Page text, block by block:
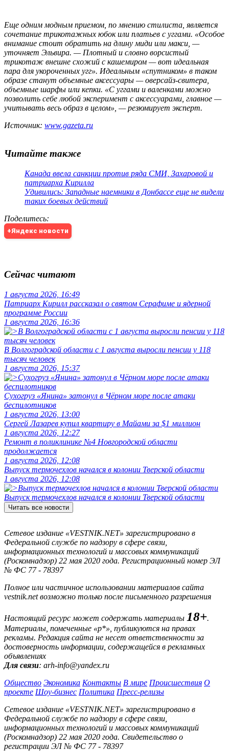
Еще одним модным приемом, по мнению стилиста, является
сочетание трикотажных юбок или платьев с уггами. «Особое
внимание стоит обратить на длину миди или макси, —
уточняет Эльвира. — Плотный и словно ворсистый
трикотаж внешне схожий с кашемиром — вот идеальная
пара для укороченных угг». Идеальным «спутником» в таком
образе станут объемные аксессуары — оверсайз-свитера,
объемные шарфы или кепки. «С уггами и валенками можно
позволить себе любой эксперимент с аксессуарами, главное —
учитывать весь образ в целом», — резюмирует эксперт.
Источник: www.gazeta.ru
Читайте также
Канада ввела санкции против ряда СМИ, Захаровой и
патриарха Кирилла
Удивились: Западные наемники в Донбассе еще не видели
таких боевых действий
Поделитесь:
+Яндекс новости
Сейчас читают
1 августа 2026, 16:49
Патриарх Кирилл рассказал о святом Серафиме и ядерной
программе России
1 августа 2026, 16:36
В Волгоградской области с 1 августа выросли пенсии у 118
тысяч человек
1 августа 2026, 15:37
Сухогруз «Янина» затонул в Чёрном море после атаки
беспилотников
1 августа 2026, 13:00
Сергей Лазарев купил квартиру в Майами за $1 миллион
1 августа 2026, 12:27
Ремонт в поликлинике №4 Новгородской области
продолжается
1 августа 2026, 12:08
Выпуск термочехлов начался в колонии Тверской области
1 августа 2026, 12:08
Выпуск термочехлов начался в колонии Тверской области
Читать все новости
Сетевое издание «VESTNIK.NET» зарегистрировано в
Федеральной службе по надзору в сфере связи,
информационных технологий и массовых коммуникаций
(Роскомнадзор) 22 мая 2020 года. Регистрационный номер ЭЛ
№ ФС 77 - 78397
Полное или частичное использовании материалов сайта
vestnik.net возможно только после письменного разрешения
Настоящий ресурс может содержать материалы 18+.
Материалы, помеченные «р*», публикуются на правах
рекламы. Редакция сайта не несет ответственности за
достоверность информации, содержащейся в рекламных
объявлениях
Для связи: arh-info@yandex.ru
Общество Экономика Контакты В мире Происшествия О
проекте Шоу-бизнес Политика Пресс-релизы
Сетевое издание «VESTNIK.NET» зарегистрировано в
Федеральной службе по надзору в сфере связи,
информационных технологий и массовых коммуникаций
(Роскомнадзор) 22 мая 2020 года. Свидетельство о
регистрации ЭЛ № ФС 77 - 78397